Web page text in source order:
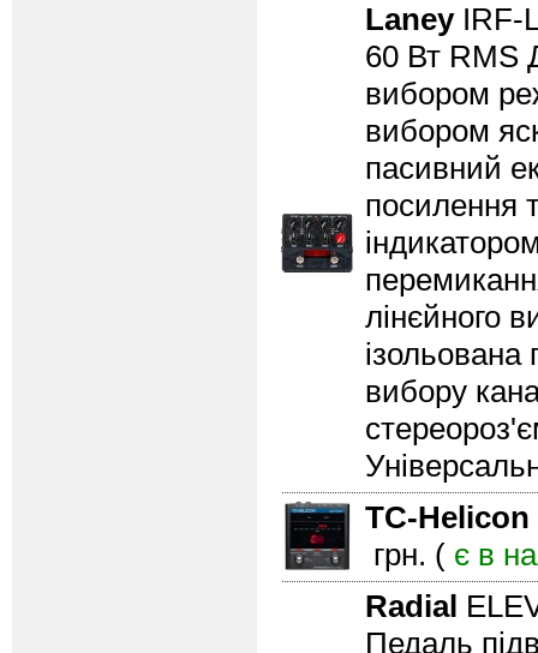
LaneyIRF-
60 Вт RMS
вибором
вибором
пасивний
посилення
лінєйного
ізольована
вибору
TC-Helicon
грн. ( є в
Radial
Педаль